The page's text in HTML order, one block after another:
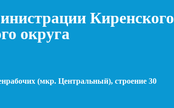
Киренского
округа
(мкр. Центральный), строение 30